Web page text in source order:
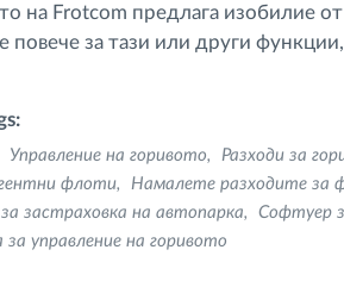
на Frotcom предлага изобилие
повече за тази или други функции,
Управление на горивото Разходи за
флоти
Намалете разходите за
за застраховка на автопарка
Софтуер
за управление на горивото